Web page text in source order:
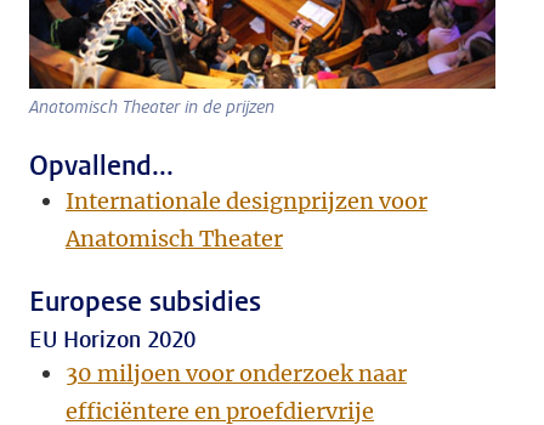
Anatomisch Theater in de prijzen
Opvallend...
Internationale designprijzen voor
Anatomisch Theater
Europese subsidies
EU Horizon 2020
30 miljoen voor onderzoek naar
efficiëntere en proefdiervrije